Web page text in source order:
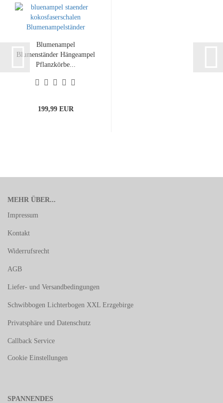
Blumenampel
Blumenständer Hängeampel
Pflanzkörbe...
199,99 EUR
MEHR ÜBER...
Impressum
Kontakt
Widerrufsrecht
AGB
Liefer- und Versandbedingungen
Schwibbogen Lichterbogen XXL Erzgebirge
Privatsphäre und Datenschutz
Callback Service
Cookie Einstellungen
SPANNENDES